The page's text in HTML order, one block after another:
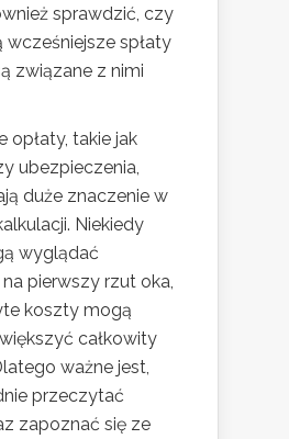
sprawdzić, czy
wcześniejsze spłaty
związane z nimi
opłaty, takie jak
ubezpieczenia,
duże znaczenie w
Niekiedy
wyglądać
pierwszy rzut oka,
koszty mogą
całkowity
ważne jest,
przeczytać
zapoznać się ze